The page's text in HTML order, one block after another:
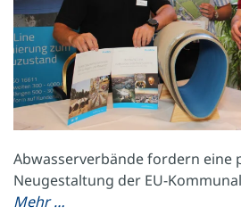
Abwasserverbände fordern eine
Neugestaltung der EU-
Mehr …